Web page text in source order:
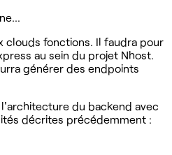
clouds fonctions. Il faudra pour
au sein du projet Nhost.
générer des endpoints
du backend avec
décrites précédemment :‍